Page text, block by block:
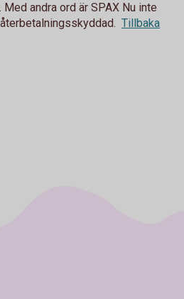
andra ord är SPAX Nu inte
Tillbaka